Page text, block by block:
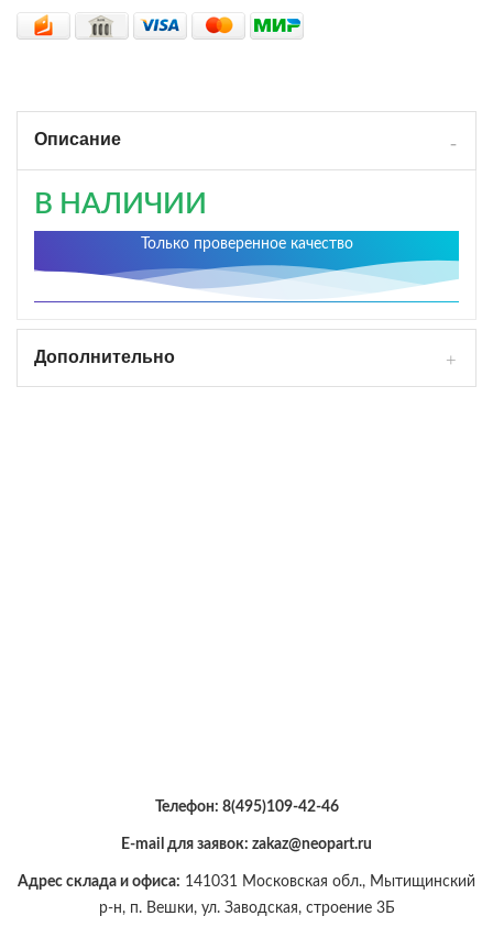
Описание
В НАЛИЧИИ
Только проверенное качество
Дополнительно
Телефон: 8(495)109-42-46
E-mail для заявок: zakaz@neopart.ru
Адрес склада и офиса: 141031 Московская обл., Мытищинский
р-н, п. Вешки, ул. Заводская, строение 3Б